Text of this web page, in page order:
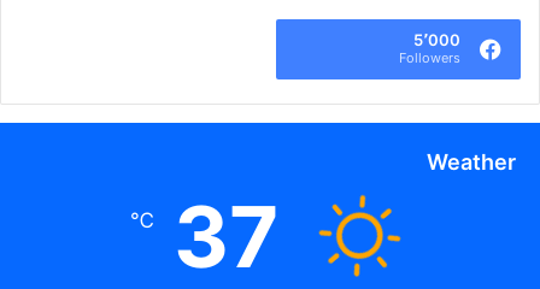
5٬000
Followers
Weather
37
℃